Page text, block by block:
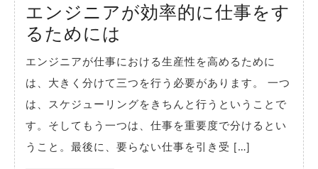
エンジニアが効率的に仕事をす
るためには
ン
ジ
ニ
ア
が
エンジニアが仕事における生産性を高めるために
は、大きく分けて三つを行う必要があります。 一つ
は、スケジューリングをきちんと行うということで
す。そしてもう一つは、仕事を重要度で分けるとい
うこと。最後に、要らない仕事を引き受 […]